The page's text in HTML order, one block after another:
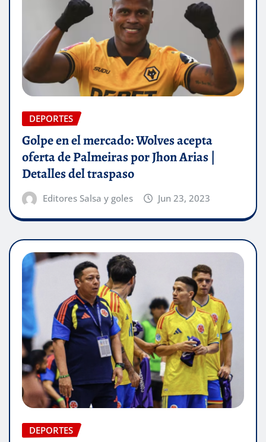
DEPORTES
Golpe en el mercado: Wolves acepta
oferta de Palmeiras por Jhon Arias |
Detalles del traspaso
Editores Salsa y goles Jun 23, 2023
DEPORTES